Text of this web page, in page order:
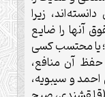
زیرا
آنها را ضایع
یا محتسب کسی
آن منافع،
و سیبویه،